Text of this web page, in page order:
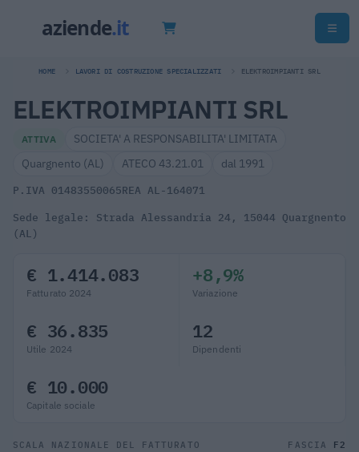
HOME LAVORI DI COSTRUZIONE SPECIALIZZATI ELEKTROIMPIANTI SRL
ELEKTROIMPIANTI SRL
ATTIVA
SOCIETA' A RESPONSABILITA' LIMITATA
Quargnento (AL)
ATECO 43.21.01 dal 1991
P.IVA 01483550065REA AL-164071
Sede legale: Strada Alessandria 24, 15044 Quargnento
(AL)
€ 1.414.083
Fatturato 2024
+8,9%
Variazione
€ 36.835
Utile 2024
12
Dipendenti
€ 10.000
Capitale sociale
SCALA NAZIONALE DEL FATTURATO FASCIA F2